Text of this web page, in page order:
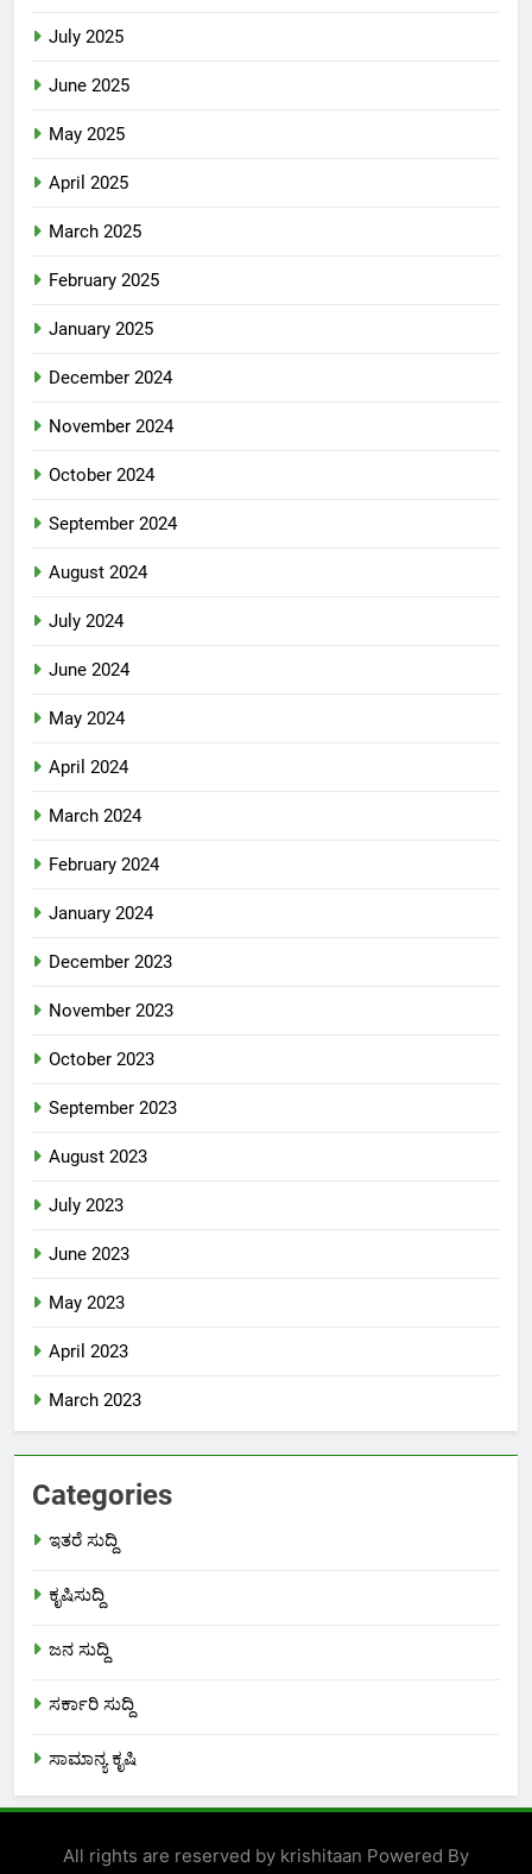
July 2025
June 2025
May 2025
April 2025
March 2025
February 2025
January 2025
December 2024
November 2024
October 2024
September 2024
August 2024
July 2024
June 2024
May 2024
April 2024
March 2024
February 2024
January 2024
December 2023
November 2023
October 2023
September 2023
August 2023
July 2023
June 2023
May 2023
April 2023
March 2023
Categories
ಇತರೆ ಸುದ್ದಿ
ಕೃಷಿಸುದ್ದಿ
ಜನ ಸುದ್ದಿ
ಸರ್ಕಾರಿ ಸುದ್ದಿ
ಸಾಮಾನ್ಯ ಕೃಷಿ
All rights are reserved by krishitaan Powered By